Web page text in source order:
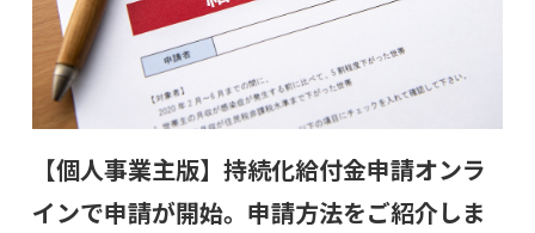
【個人事業主版】持続化給付金申請オンラ
インで申請が開始。申請方法をご紹介しま